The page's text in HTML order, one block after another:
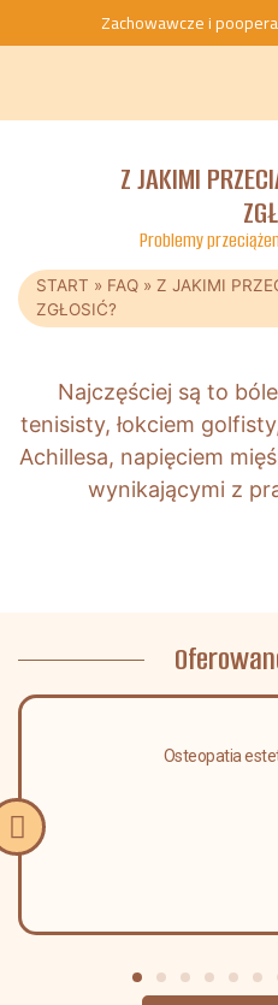
Zachowawcze i
Z JAKIMI
Problemy
START » FAQ » Z JAKIMI
ZGŁOSIĆ?
Najczęściej są to
tenisisty, łokciem
Achillesa, napięciem
wynikającymi z
Osteopatia